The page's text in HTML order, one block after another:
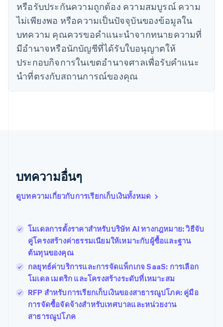
หรือรับประกันความถูกต้อง ความสมบูรณ์ ความ
ไม่เพียงพอ หรือความเป็นปัจจุบันของข้อมูลใน
บทความ คุณควรขอคําแนะนําจากทนายความที่
มีอํานาจหรือนักบัญชีที่ได้รับใบอนุญาตให้
ประกอบกิจการในเขตอํานาจศาลเพื่อรับคําแนะ
นําที่ตรงกับสถานการณ์ของคุณ
บทความอื่นๆ
ดูบทความเกี่ยวกับการเรียกเก็บเงินทั้งหมด
โมเดลการตั้งราคาสำหรับบริษัท AI ทางกฎหมาย: วิธีจับ
คู่โครงสร้างค่าธรรมเนียมให้เหมาะกับผู้ซื้อและฐาน
ต้นทุนของคุณ
กลยุทธ์ค่าบริการและการจัดแพ็กเกจ SaaS: การเลือก
โมเดล เมตริก และโครงสร้างระดับที่เหมาะสม
RFP สำหรับการเรียกเก็บเงินของสาธารณูปโภค: คู่มือ
การจัดซื้อจัดจ้างสำหรับเทศบาลและหน่วยงาน
สาธารณูปโภค
ไซปรัส
English
ญี่ปุ่น
日本語English
เดนมาร์ก
English
ไทย
ไทย English
นอร์เวย์
บัลแกเรีย
English
เบลเยียม
Português English
โปแลนด์
English
ฝรั่งเศส
FrançaisEnglish
ฟินแลนด์
English Svenska
มอลตา
English
มาเลเซีย
简体中文